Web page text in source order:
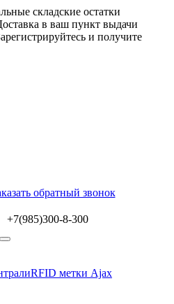
складские остатки
в ваш пункт выдачи
и получите
обратный звонок
+7(985)300-8-300
RFID метки Ajax